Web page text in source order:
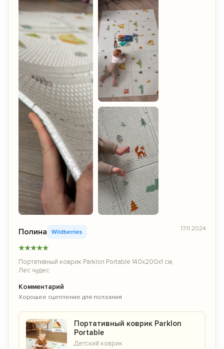
Полина Wildberries
★★★★★
Портативный коврик Parklon Portable 140х200х1 см,
Лес чудес
17.11.2024
Комментарий
Хорошее сцепление для ползания
Портативный коврик Parklon
Portable
Детский коврик